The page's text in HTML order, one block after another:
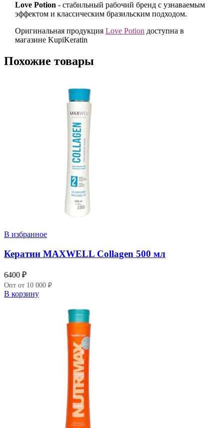
Love Potion - стабильный рабочий бренд с узнаваемым
эффектом и классическим бразильским подходом.
Оригинальная продукция Love Potion доступна в
магазине KupiKeratin
Похожие товары
В избранное
Кератин MAXWELL Collagen 500 мл
6400 ₽
Опт от 10 000 ₽
В корзину